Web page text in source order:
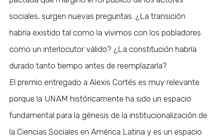
sociales, surgen nuevas preguntas. ¿La transición
habría existido tal como la vivimos con los pobladores
como un interlocutor válido? ¿La constitución habría
durado tanto tiempo antes de reemplazarla?
El premio entregado a Alexis Cortés es muy relevante
porque la UNAM históricamente ha sido un espacio
fundamental para la génesis de la institucionalización de
la Ciencias Sociales en América Latina y es un espacio